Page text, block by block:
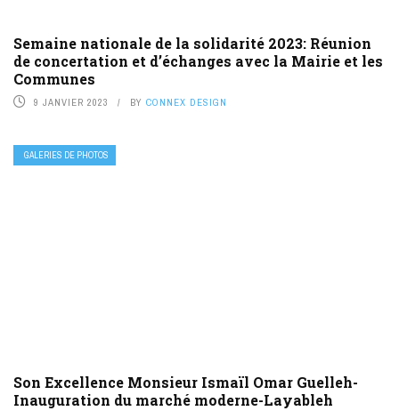
Semaine nationale de la solidarité 2023: Réunion
de concertation et d’échanges avec la Mairie et les
Communes
9 JANVIER 2023 BY CONNEX DESIGN
GALERIES DE PHOTOS
Son Excellence Monsieur Ismaïl Omar Guelleh-
Inauguration du marché moderne-Layableh